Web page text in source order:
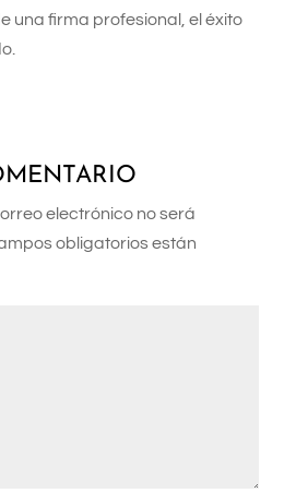
una firma profesional, el éxito
electrónico no será
obligatorios están